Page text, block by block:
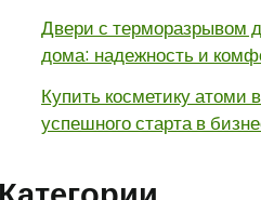
Двери с терморазрывом
дома: надежность и
Купить косметику атоми
успешного старта в